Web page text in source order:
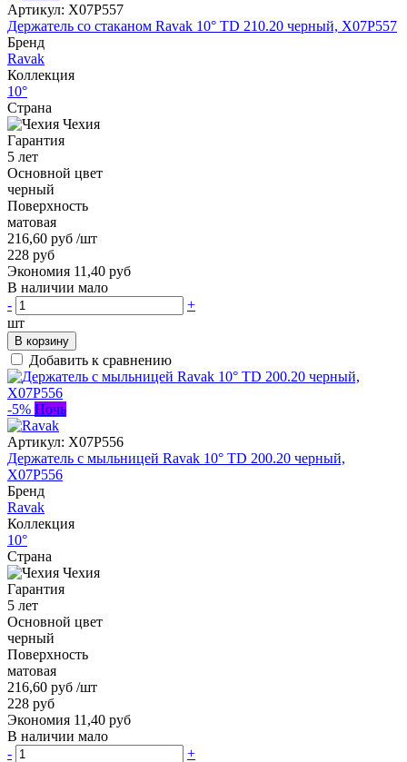
Артикул: X07P557
Держатель со стаканом Ravak 10° TD 210.20 черный, X07P557
Бренд
Ravak
Коллекция
10°
Страна
Чехия
Гарантия
5 лет
Основной цвет
черный
Поверхность
матовая
216,60 руб /шт
228 руб
Экономия 11,40 руб
В наличии мало
-
+
шт
В корзину
Добавить к сравнению
-5% Ночь
Артикул: X07P556
Держатель с мыльницей Ravak 10° TD 200.20 черный,
X07P556
Бренд
Ravak
Коллекция
10°
Страна
Чехия
Гарантия
5 лет
Основной цвет
черный
Поверхность
матовая
216,60 руб /шт
228 руб
Экономия 11,40 руб
В наличии мало
-
+